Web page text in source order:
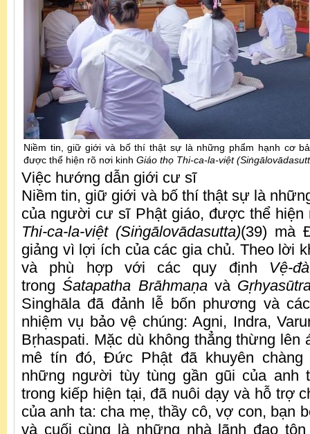
Niềm tin, giữ giới và bố thí thật sự là những phẩm hạnh cơ
được thể hiện rõ nơi kinh Giáo thọ Thi-ca-la-việt (Siṅ
Việc hướng dẫn giới cư sĩ
Niềm tin, giữ giới và bố thí thật sự là
của người cư sĩ Phật giáo, được thể
Thi-ca-la-việt (Siṅgālovādasutta)(39) mà
giảng vì lợi ích của các gia chủ. Theo lời
và phù hợp với các quy định Vệ-đà
trongŚatapatha Brāhmaṇavà Gṛ
Singhāla đã đảnh lễ bốn phương và
nhiệm vụ bảo vệ chúng: Agni, Indra,
Bṛhaspati. Mặc dù không thẳng thừng lên
mê tín đó, Đức Phật đã khuyên chàng
những người tùy tùng gần gũi của anh
trong kiếp hiện tại, đã nuôi dạy và hỗ trợ
của anh ta: cha mẹ, thầy cô, vợ con, bạn
và cuối cùng là những nhà lãnh đạo tôn